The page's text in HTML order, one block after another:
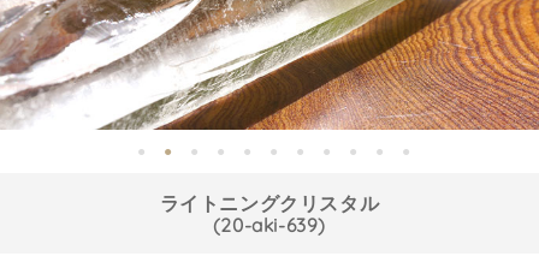
ライトニングクリスタル
(20-aki-639)